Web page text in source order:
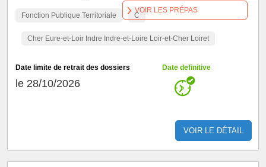
Fonction Publique Territoriale C
Cher Eure-et-Loir Indre Indre-et-Loire Loir-et-Cher Loiret
Date limite de retrait des dossiers
le 28/10/2026
Date definitive
VOIR LE DÉTAIL
VOIR LES PRÉPAS